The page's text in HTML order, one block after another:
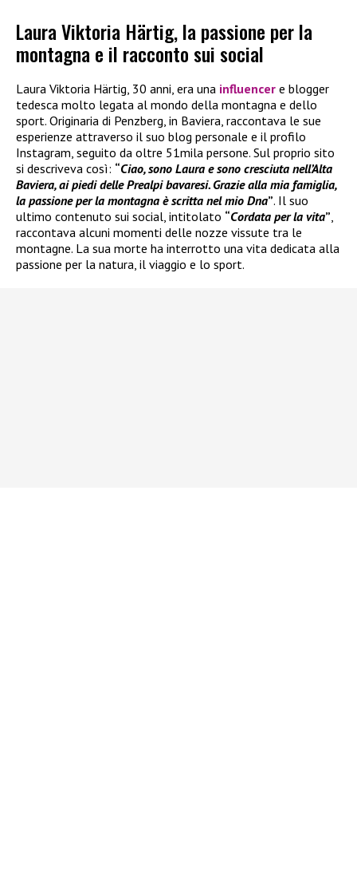
Laura Viktoria Härtig, la passione per la
montagna e il racconto sui social
Laura Viktoria Härtig, 30 anni, era una influencer e blogger
tedesca molto legata al mondo della montagna e dello
sport. Originaria di Penzberg, in Baviera, raccontava le sue
esperienze attraverso il suo blog personale e il profilo
Instagram, seguito da oltre 51mila persone. Sul proprio sito
si descriveva così: “Ciao, sono Laura e sono cresciuta nell’Alta
Baviera, ai piedi delle Prealpi bavaresi. Grazie alla mia famiglia,
la passione per la montagna è scritta nel mio Dna”. Il suo
ultimo contenuto sui social, intitolato “Cordata per la vita”,
raccontava alcuni momenti delle nozze vissute tra le
montagne. La sua morte ha interrotto una vita dedicata alla
passione per la natura, il viaggio e lo sport.